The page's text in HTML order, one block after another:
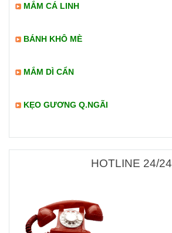
MẮM CÁ LINH
BÁNH KHÔ MÈ
MẮM DÌ CẨN
KẸO GƯƠNG Q.NGÃI
HOTLINE 24/24